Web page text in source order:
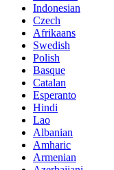
Indonesian
Czech
Afrikaans
Swedish
Polish
Basque
Catalan
Esperanto
Hindi
Lao
Albanian
Amharic
Armenian